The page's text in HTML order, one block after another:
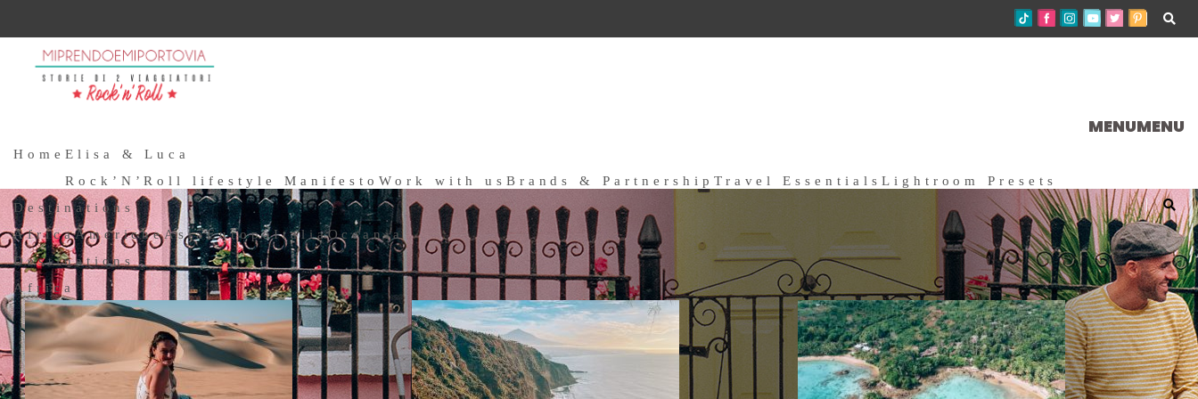
MENUMENU
Home Elisa & Luca
Rock’N’Roll lifestyle ManifestoWork with us Brands & Partnership Travel Essentials Lightroom Presets
Destinations
AfricaAmericheAsiaEuropaItaliaOceania
Destinations
Africa